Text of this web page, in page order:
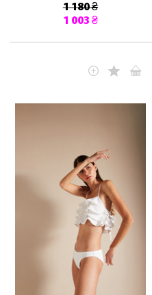
1 180 ₴
1 003 ₴